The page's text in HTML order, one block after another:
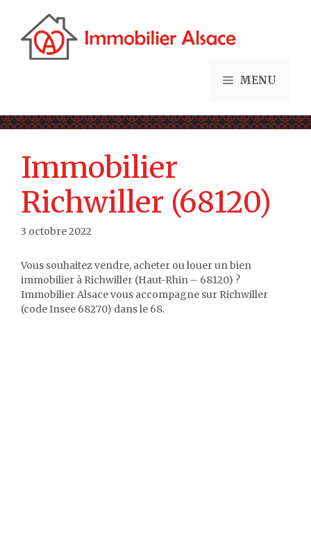
contenu
MENU
Immobilier
Richwiller (68120)
3 octobre 2022
Vous souhaitez vendre, acheter ou louer un bien
immobilier à Richwiller (Haut-Rhin – 68120) ?
Immobilier Alsace vous accompagne sur Richwiller
(code Insee 68270) dans le 68.